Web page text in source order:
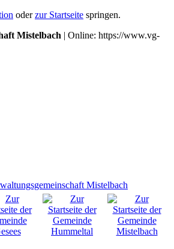
oderzur Startseite springen.
Mistelbach | Online: https://www.vg-